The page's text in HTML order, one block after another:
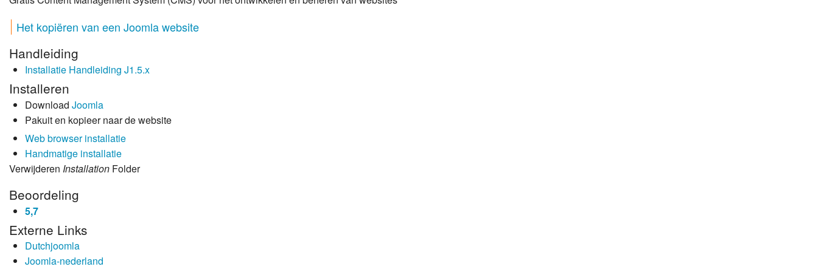
Het kopiëren van een Joomla website
Handleiding
Installatie Handleiding J1.5.x
Installeren
Download Joomla
Pakuit en kopieer naar de website
Web browser installatie
Handmatige installatie
Verwijderen Installation Folder
Beoordeling
5,7
Externe Links
Dutchjoomla
Joomla-nederland